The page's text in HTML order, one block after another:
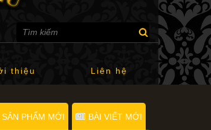
thiệu Liên hệ
SẢN PHẨM MỚI BÀI VIẾT MỚI